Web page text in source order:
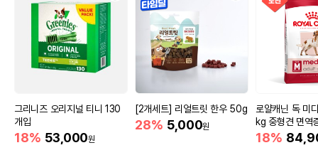
그리니즈 오리지널 티니 130
개입
18% 53,000원
[2개세트] 리얼트릿 한우 50g
28% 5,000원
로얄캐닌 독 미
kg 중형견 면역
18%